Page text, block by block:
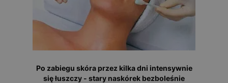
Po zabiegu skóra przez kilka dni intensywnie
się łuszczy - stary naskórek bezboleśnie